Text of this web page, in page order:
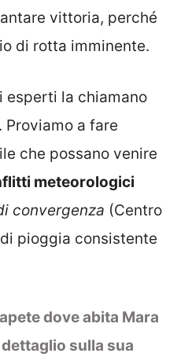
vittoria, perché
di rotta imminente.
esperti la chiamano
. Proviamo a fare
che possano venire
meteorologici
convergenza (Centro
pioggia consistente
dove abita Mara
dettaglio sulla sua